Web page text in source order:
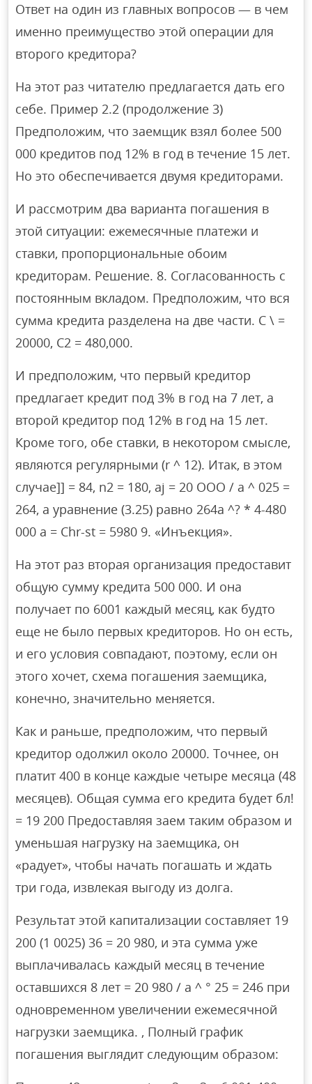
Ответ на один из главных вопросов — в чем
именно преимущество этой операции для
второго кредитора?
На этот раз читателю предлагается дать его
себе. Пример 2.2 (продолжение 3)
Предположим, что заемщик взял более 500
000 кредитов под 12% в год в течение 15 лет.
Но это обеспечивается двумя кредиторами.
И рассмотрим два варианта погашения в
этой ситуации: ежемесячные платежи и
ставки, пропорциональные обоим
кредиторам. Решение. 8. Согласованность с
постоянным вкладом. Предположим, что вся
сумма кредита разделена на две части. С \ =
20000, С2 = 480,000.
И предположим, что первый кредитор
предлагает кредит под 3% в год на 7 лет, а
второй кредитор под 12% в год на 15 лет.
Кроме того, обе ставки, в некотором смысле,
являются регулярными (r ^ 12). Итак, в этом
случае]] = 84, n2 = 180, aj = 20 ООО / a ^ 025 =
264, а уравнение (3.25) равно 264a ^? * 4-480
000 a = Chr-st = 5980 9. «Инъекция».
На этот раз вторая организация предоставит
общую сумму кредита 500 000. И она
получает по 6001 каждый месяц, как будто
еще не было первых кредиторов. Но он есть,
и его условия совпадают, поэтому, если он
этого хочет, схема погашения заемщика,
конечно, значительно меняется.
Как и раньше, предположим, что первый
кредитор одолжил около 20000. Точнее, он
платит 400 в конце каждые четыре месяца (48
месяцев). Общая сумма его кредита будет бл!
= 19 200 Предоставляя заем таким образом и
уменьшая нагрузку на заемщика, он
«радует», чтобы начать погашать и ждать
три года, извлекая выгоду из долга.
Результат этой капитализации составляет 19
200 (1 0025) 36 = 20 980, и эта сумма уже
выплачивалась каждый месяц в течение
оставшихся 8 лет = 20 980 / a ^ ° 25 = 246 при
одновременном увеличении ежемесячной
нагрузки заемщика. , Полный график
погашения выглядит следующим образом: